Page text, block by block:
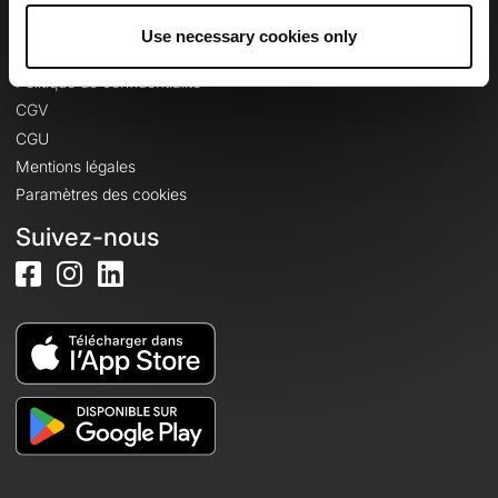
Use necessary cookies only
Informations légales
Politique de confidentialité
CGV
CGU
Mentions légales
Paramètres des cookies
Suivez-nous